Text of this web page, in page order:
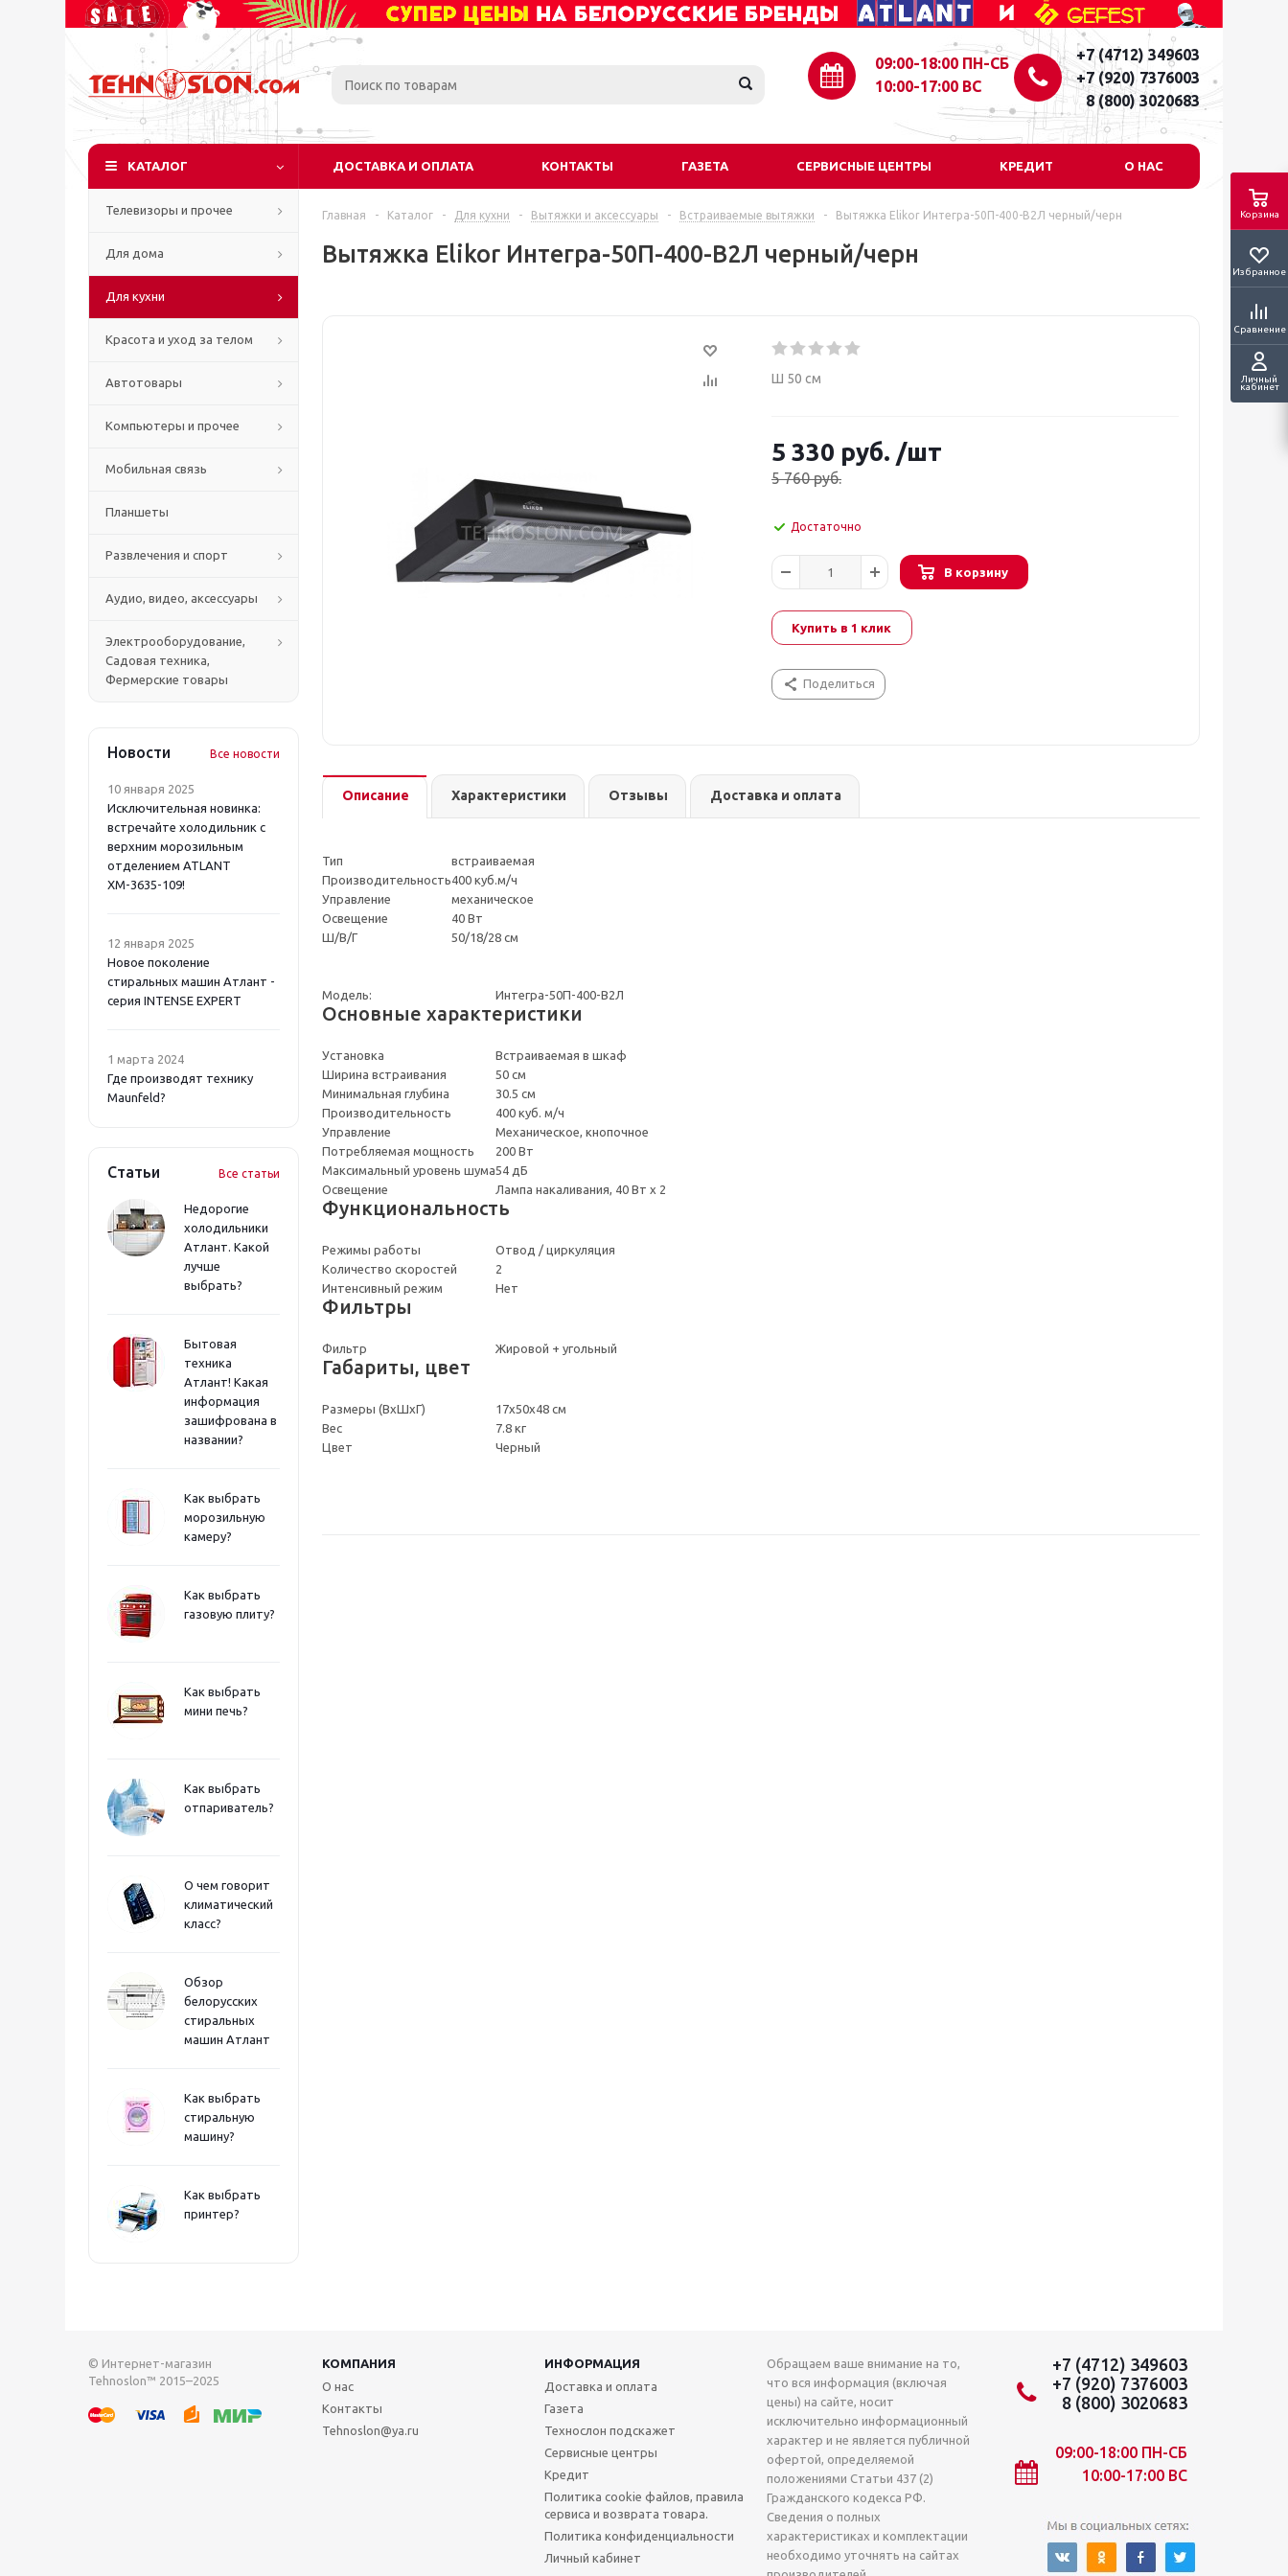
09:00-18:00 ПН-СБ
10:00-17:00 ВС
Корзина
Избранное
Сравнение
Личный
кабинет
+7 (4712) 349603
+7 (920) 7376003
8 (800) 3020683
КАТАЛОГ ДОСТАВКА И ОПЛАТА КОНТАКТЫ ГАЗЕТА СЕРВИСНЫЕ ЦЕНТРЫ КРЕДИТ О НАС
Телевизоры и прочее
Для дома
Для кухни
Красота и уход за телом
Автотовары
Компьютеры и прочее
Мобильная связь
Планшеты
Развлечения и спорт
Аудио, видео, аксессуары
Электрооборудование,
Садовая техника,
Фермерские товары
Новости Все новости
10 января 2025
Исключительная новинка:
встречайте холодильник с
верхним морозильным
отделением ATLANT
ХМ-3635-109!
12 января 2025
Новое поколение
стиральных машин Атлант -
серия INTENSE EXPERT
1 марта 2024
Где производят технику
Maunfeld?
Статьи Все статьи
Недорогие
холодильники
Атлант. Какой
лучше
выбрать?
Бытовая
техника
Атлант! Какая
информация
зашифрована в
названии?
Как выбрать
морозильную
камеру?
Как выбрать
газовую плиту?
Как выбрать
мини печь?
Как выбрать
отпариватель?
О чем говорит
климатический
класс?
Обзор
белорусских
стиральных
машин Атлант
Как выбрать
стиральную
машину?
Как выбрать
принтер?
Главная - Каталог - Для кухни - Вытяжки и аксессуары - Встраиваемые вытяжки - Вытяжка Elikor Интегра-50П-400-В2Л черный/черн
Вытяжка Elikor Интегра-50П-400-В2Л черный/черн
Ш 50 см
5 330 руб. /шт
5 760руб.
Достаточно
В корзину
Купить в 1 клик
Поделиться
Описание Характеристики Отзывы Доставка и оплата
Тип
встраиваемая
Производительность400 куб.м/ч
Управление
механическое
Освещение
40 Вт
Ш/В/Г
50/18/28 см
Модель: Интегра-50П-400-В2Л
Основные характеристики
Установка
Встраиваемая в шкаф
Ширина встраивания
50 см
Минимальная глубина
30.5 см
Производительность
400 куб. м/ч
Управление
Механическое, кнопочное
Потребляемая мощность
200 Вт
Максимальный уровень шума54 дБ
Освещение
Лампа накаливания, 40 Вт х 2
Функциональность
Режимы работы
Отвод / циркуляция
Количество скоростей
2
Интенсивный режим
Нет
Фильтры
Фильтр Жировой + угольный
Габариты, цвет
Размеры (ВхШхГ)
17х50х48 см
Вес
7.8 кг
Цвет
Черный
© Интернет-магазин
Tehnoslon™ 2015–2025
КОМПАНИЯ
ИНФОРМАЦИЯ
О нас
Контакты
Tehnoslon@ya.ru
Доставка и оплата
Газета
Технослон подскажет
Сервисные центры
Кредит
Политика cookie файлов, правила
сервиса и возврата товара.
Политика конфиденциальности
Личный кабинет
Обращаем ваше внимание на то,
что вся информация (включая
цены) на сайте, носит
исключительно информационный
характер и не является публичной
офертой, определяемой
положениями Статьи 437 (2)
Гражданского кодекса РФ.
Сведения о полных
характеристиках и комплектации
необходимо уточнять на сайтах
+7 (4712) 349603
+7 (920) 7376003
8 (800) 3020683
09:00-18:00 ПН-СБ
10:00-17:00 ВС